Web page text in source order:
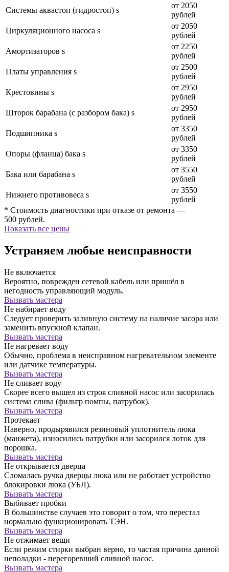
Системы аквастоп (гидростоп) s
от 2050
рублей
Циркуляционного насоса s
от 2050
рублей
Амортизаторов s
от 2250
рублей
Платы управления s
от 2500
рублей
Крестовины s
от 2950
рублей
Шторок барабана (с разбором бака) s
от 2950
рублей
Подшипника s
от 3350
рублей
Опоры (фланца) бака s
от 3350
рублей
Бака или барабана s
от 3550
рублей
Нижнего противовеса s
от 3550
рублей
* Стоимость диагностики при отказе от ремонта —
500 рублей.
Показать все цены
Устраняем любые неисправности
Не включается
Вероятно, поврежден сетевой кабель или пришёл в
негодность управляющий модуль.
Вызвать мастера
Не набирает воду
Следует проверить заливную систему на наличие засора или
заменить впускной клапан.
Вызвать мастера
Не нагревает воду
Обычно, проблема в неисправном нагревательном элементе
или датчике температуры.
Вызвать мастера
Не сливает воду
Скорее всего вышел из строя сливной насос или засорилась
система слива (фильтр помпы, патрубок).
Вызвать мастера
Протекает
Наверно, продырявился резиновый уплотнитель люка
(манжета), износились патрубки или засорился лоток для
порошка.
Вызвать мастера
Не открывается дверца
Сломалась ручка дверцы люка или не работает устройство
блокировки люка (УБЛ).
Вызвать мастера
Выбивает пробки
В большинстве случаев это говорит о том, что перестал
нормально функционировать ТЭН.
Вызвать мастера
Не отжимает вещи
Если режим стирки выбран верно, то частая причина данной
неполадки - перегоревший сливной насос.
Вызвать мастера